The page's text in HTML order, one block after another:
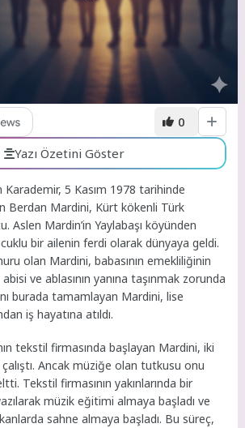
0
Yazı Özetini Göster
Karademir, 5 Kasım 1978 tarihinde
Berdan Mardini, Kürt kökenli Türk
Aslen Mardin’in Yaylabaşı köyünden
bir ailenin ferdi olarak dünyaya geldi.
olan Mardini, babasının emekliliğinin
ve ablasının yanına taşınmak zorunda
burada tamamlayan Mardini, lise
iş hayatına atıldı.
tekstil firmasında başlayan Mardini, iki
Ancak müziğe olan tutkusu onu
Tekstil firmasının yakınlarında bir
müzik eğitimi almaya başladı ve
sahne almaya başladı. Bu süreç,